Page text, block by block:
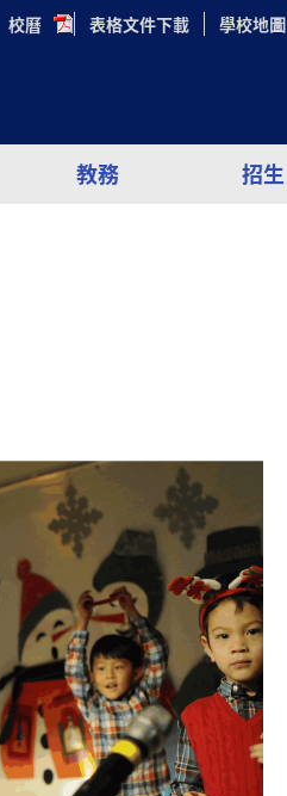
校曆 表格文件下載 學校地圖
教務 招生